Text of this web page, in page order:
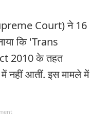
Court) ने 16
कि 'Trans
2010 के तहत
नहीं आतीं. इस मामले में